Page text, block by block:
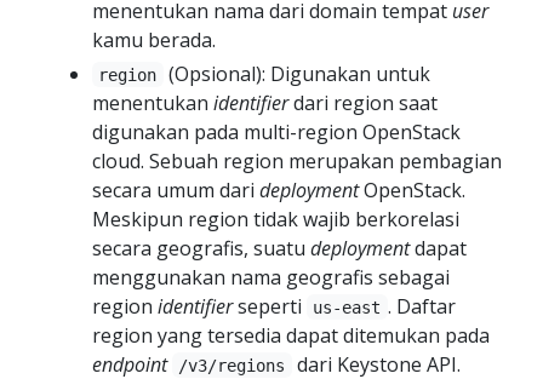
menentukan nama dari domain tempat user
kamu berada.
region
(Opsional): Digunakan untuk
menentukan identifierdari region saat
digunakan pada multi-region OpenStack
cloud. Sebuah region merupakan pembagian
secara umum dari deploymentOpenStack.
Meskipun region tidak wajib berkorelasi
secara geografis, suatu deploymentdapat
menggunakan nama geografis sebagai
region identifierseperti us-east . Daftar
region yang tersedia dapat ditemukan pada
endpoint
/v3/regions dari Keystone API.